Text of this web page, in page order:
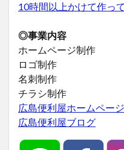
10時間以上かけて作っ
◎事業内容
ホームページ制作
ロゴ制作
名刺制作
チラシ制作
広島便利屋ホームページ
広島便利屋ブログ